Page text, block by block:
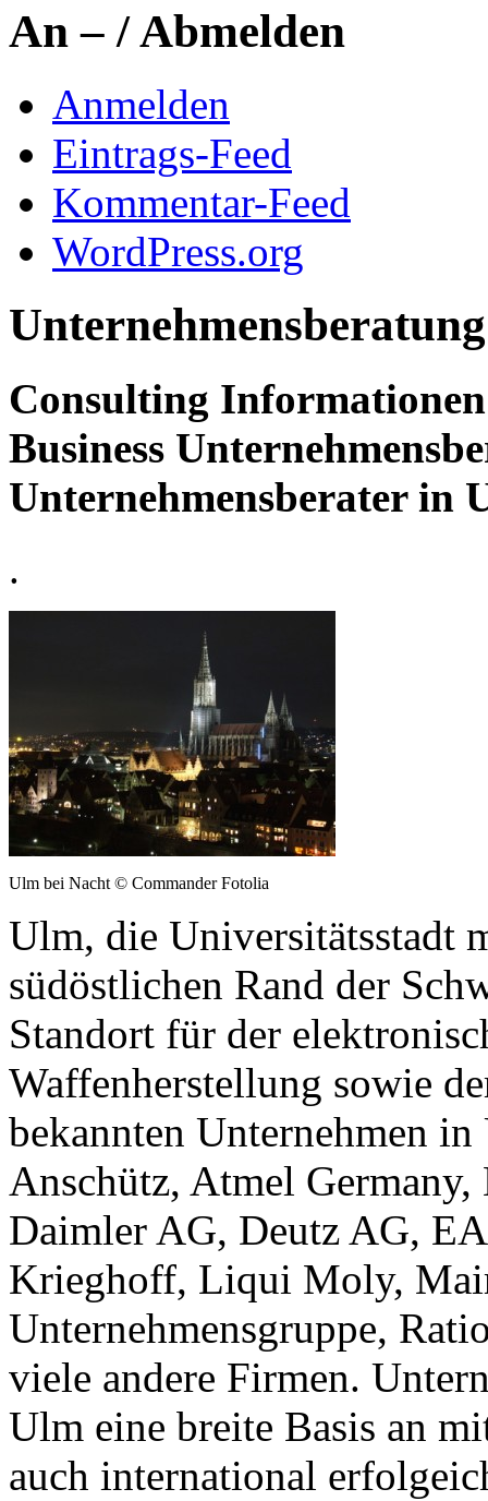
An – / Abmelden
Anmelden
Eintrags-Feed
Kommentar-Feed
WordPress.org
Consulting
Business
Unternehmensberater in
.
Ulm bei Nacht © Commander Fotolia
Ulm, die Universitätsstadt
südöstlichen Rand der
Standort für der
Waffenherstellung sowie
bekannten Unternehmen
Anschütz, Atmel
Daimler AG, Deutz AG,
Krieghoff, Liqui Moly,
Unternehmensgruppe,
viele andere Firmen.
Ulm eine breite Basis an
auch international